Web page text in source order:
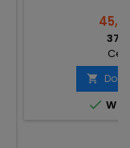

 W